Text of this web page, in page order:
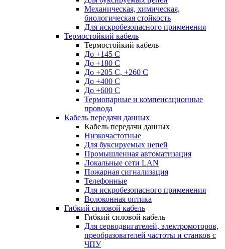
Механическая, химическая,
биологическая стойкость
Для искробезопасного применения
Термостойкий кабель
Термостойкий кабель
До +145 С
До +180 C
До +205 С, +260 С
До +400 C
До +600 С
Термопарные и компенсационные
провода
Кабель передачи данных
Кабель передачи данных
Низкочастотные
Для буксируемых цепей
Промышленная автоматизация
Локальные сети LAN
Пожарная сигнализация
Телефонные
Для искробезопасного применения
Волоконная оптика
Гибкий силовой кабель
Гибкий силовой кабель
Для серводвигателей, электромоторов,
преобразователей частоты и станков с
ЧПУ